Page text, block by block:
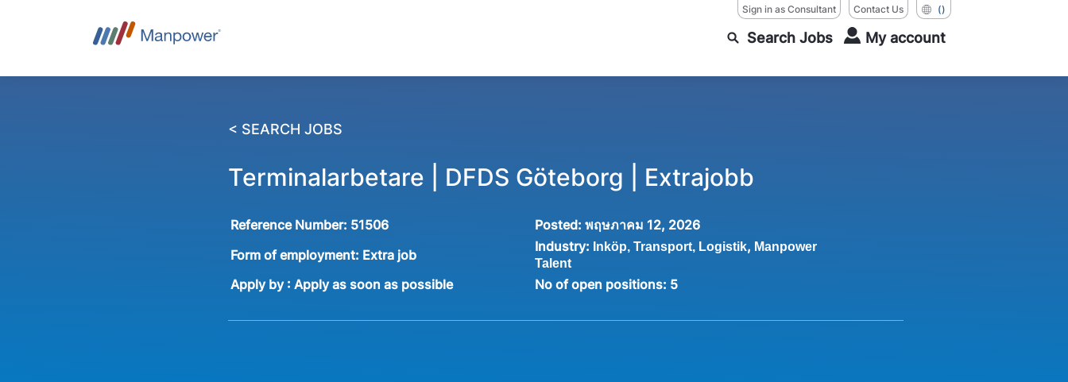
Sign in as Consultant Contact Us ()
Search Jobs My account
< SEARCH JOBS
Terminalarbetare | DFDS Göteborg | Extrajobb
Reference Number: 51506 Posted: พฤษภาคม 12, 2026
Form of employment: Extra job
Industry: Inköp, Transport, Logistik, Manpower
Talent
Apply by : Apply as soon as possible No of open positions: 5